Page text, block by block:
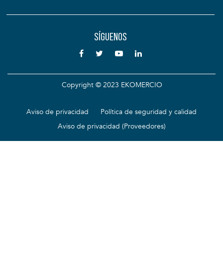
SÍGUENOS
Copyright © 2023 EKOMERCIO
Aviso de privacidad
Política de seguridad y calidad
Aviso de privacidad (Proveedores)